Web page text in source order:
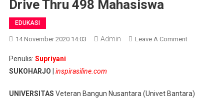
Drive Thru 498 Mahasiswa
EDUKASI
14 November 2020 14:03 Admin Leave A CommentOn
Drive
Penulis: Supriyani
SUKOHARJO
inspirasiline.com
UNIVERSITAS Veteran Bangun Nusantara (Univet Bantara)